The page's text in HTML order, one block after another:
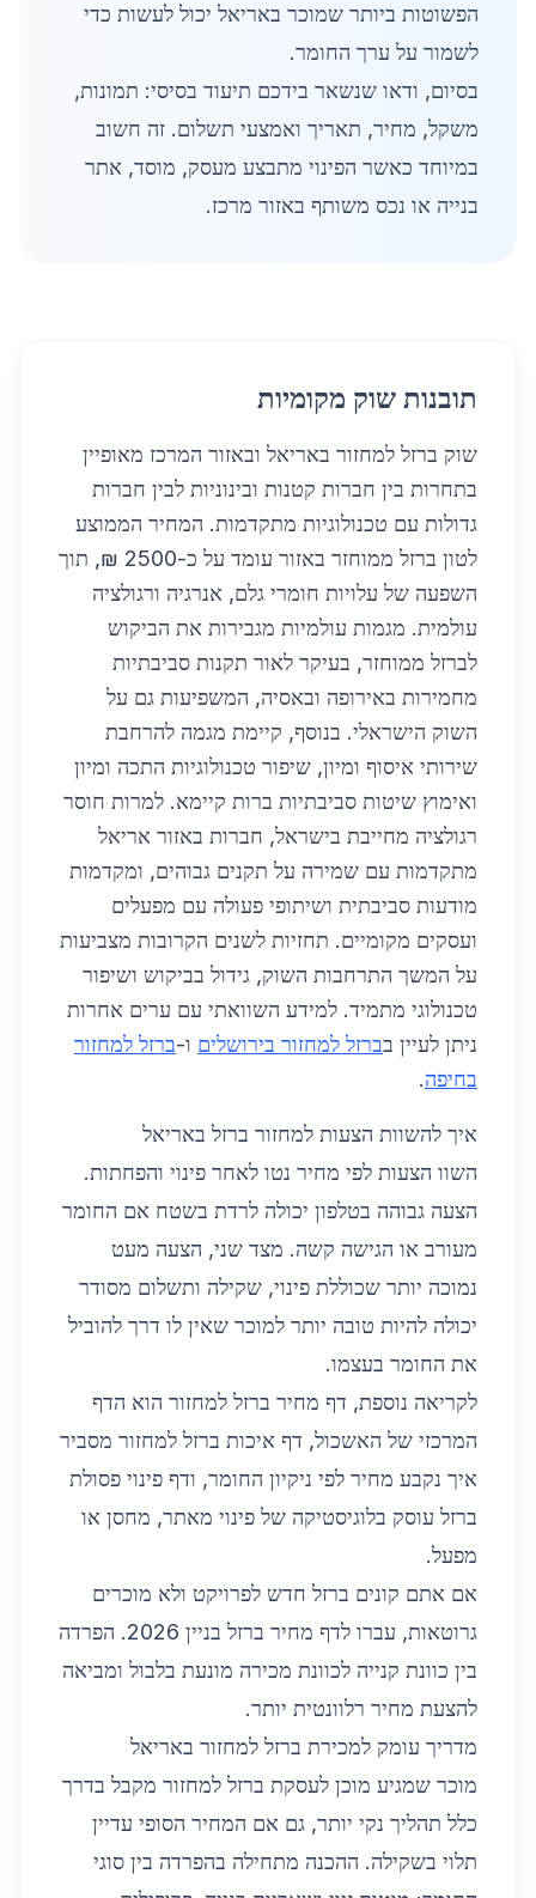
הפשוטות ביותר שמוכר באריאל יכול לעשות כדי
לשמור על ערך החומר.
בסיום, ודאו שנשאר בידכם תיעוד בסיסי: תמונות,
משקל, מחיר, תאריך ואמצעי תשלום. זה חשוב
במיוחד כאשר הפינוי מתבצע מעסק, מוסד, אתר
בנייה או נכס משותף באזור מרכז.
תובנות שוק מקומיות
שוק ברזל למחזור באריאל ובאזור המרכז מאופיין
בתחרות בין חברות קטנות ובינוניות לבין חברות
גדולות עם טכנולוגיות מתקדמות. המחיר הממוצע
לטון ברזל ממוחזר באזור עומד על כ-2500 ₪, תוך
השפעה של עלויות חומרי גלם, אנרגיה ורגולציה
עולמית. מגמות עולמיות מגבירות את הביקוש
לברזל ממוחזר, בעיקר לאור תקנות סביבתיות
מחמירות באירופה ובאסיה, המשפיעות גם על
השוק הישראלי. בנוסף, קיימת מגמה להרחבת
שירותי איסוף ומיון, שיפור טכנולוגיות התכה ומיון
ואימוץ שיטות סביבתיות ברות קיימא. למרות חוסר
רגולציה מחייבת בישראל, חברות באזור אריאל
מתקדמות עם שמירה על תקנים גבוהים, ומקדמות
מודעות סביבתית ושיתופי פעולה עם מפעלים
ועסקים מקומיים. תחזיות לשנים הקרובות מצביעות
על המשך התרחבות השוק, גידול בביקוש ושיפור
טכנולוגי מתמיד. למידע השוואתי עם ערים אחרות
ניתן לעיין בברזל למחזור בירושלים ו-ברזל למחזור
בחיפה.
איך להשוות הצעות למחזור ברזל באריאל
השוו הצעות לפי מחיר נטו לאחר פינוי והפחתות.
הצעה גבוהה בטלפון יכולה לרדת בשטח אם החומר
מעורב או הגישה קשה. מצד שני, הצעה מעט
נמוכה יותר שכוללת פינוי, שקילה ותשלום מסודר
יכולה להיות טובה יותר למוכר שאין לו דרך להוביל
את החומר בעצמו.
לקריאה נוספת, דף מחיר ברזל למחזור הוא הדף
המרכזי של האשכול, דף איכות ברזל למחזור מסביר
איך נקבע מחיר לפי ניקיון החומר, ודף פינוי פסולת
ברזל עוסק בלוגיסטיקה של פינוי מאתר, מחסן או
מפעל.
אם אתם קונים ברזל חדש לפרויקט ולא מוכרים
גרוטאות, עברו לדף מחיר ברזל בניין 2026
. הפרדה
בין כוונת קנייה לכוונת מכירה מונעת בלבול ומביאה
להצעת מחיר רלוונטית יותר.
מדריך עומק למכירת ברזל למחזור באריאל
מוכר שמגיע מוכן לעסקת ברזל למחזור מקבל בדרך
כלל תהליך נקי יותר, גם אם המחיר הסופי עדיין
תלוי בשקילה. ההכנה מתחילה בהפרדה בין סוגי